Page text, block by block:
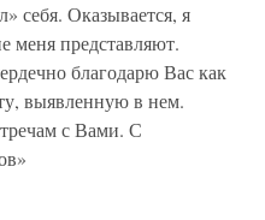
себя. Оказывается, я
меня представляют.
благодарю Вас как
выявленную в нем.
с Вами. С